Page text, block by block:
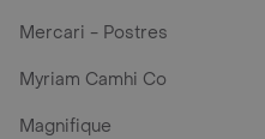
Mercari - Postres
Myriam Camhi Co
Magnifique